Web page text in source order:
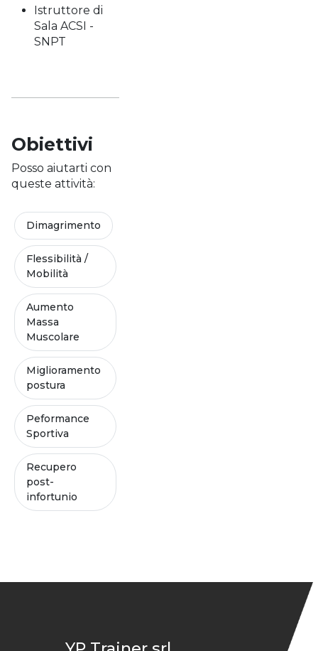
Istruttore di
Sala ACSI -
SNPT
Obiettivi
Posso aiutarti con
queste attività:
Dimagrimento
Flessibilità /
Mobilità
Aumento
Massa
Muscolare
Miglioramento
postura
Peformance
Sportiva
Recupero
post-
infortunio